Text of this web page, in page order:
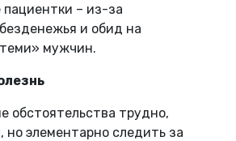
– из-за
и обид на
мужчин.
обстоятельства трудно,
но элементарно следить за